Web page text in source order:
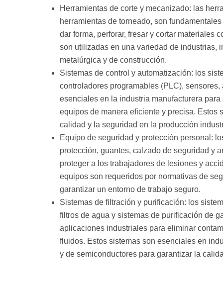
Herramientas de corte y mecanizado: las
herramientas de torneado, son
dar forma, perforar, fresar y cortar materiales
son utilizadas en una variedad de industrias,
metalúrgica y de construcción.
Sistemas de control y automatización: los
controladores programables (PLC),
esenciales en la industria manufacturera
equipos de manera eficiente y precisa. Estos
calidad y la seguridad en la producción
Equipo de seguridad y protección personal:
protección, guantes, calzado de seguridad y
proteger a los trabajadores de lesiones y
equipos son requeridos por normativas de
garantizar un entorno de trabajo seguro.
Sistemas de filtración y purificación: los
filtros de agua y sistemas de purificación de
aplicaciones industriales para eliminar
fluidos. Estos sistemas son esenciales en
y de semiconductores para garantizar la